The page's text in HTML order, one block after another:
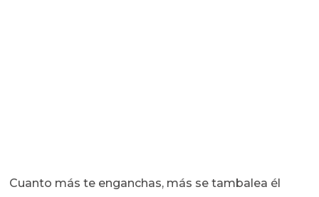
Cuanto más te enganchas, más se tambalea él